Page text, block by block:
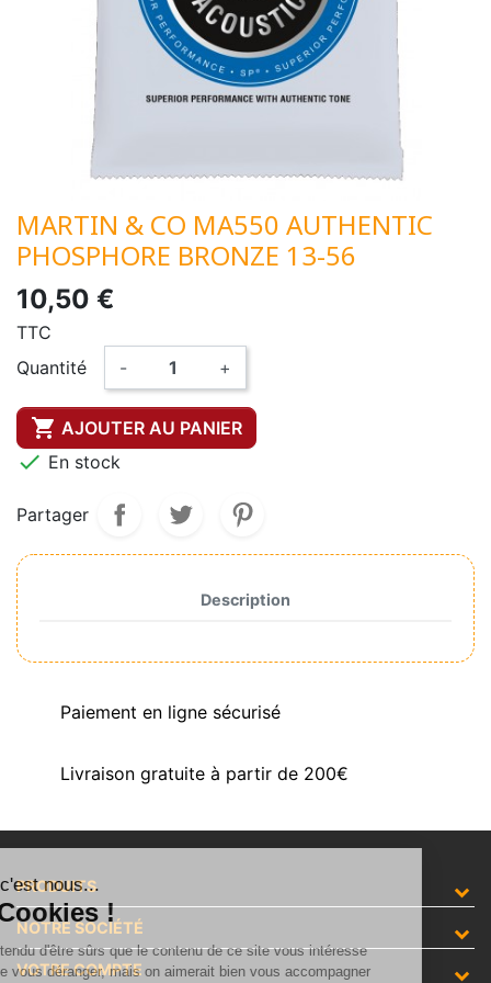
MARTIN & CO MA550 AUTHENTIC
PHOSPHORE BRONZE 13-56
10,50 €
TTC
Quantité
- +
 AJOUTER AU PANIER
 En stock
Partager
Description
Paiement en ligne sécurisé
Livraison gratuite à partir de 200€
PRODUITS
NOTRE SOCIÉTÉ
VOTRE COMPTE
Salut c'est nous...
les Cookies !
On a attendu d'être sûrs que le contenu de ce site vous intéresse
avant de vous déranger, mais on aimerait bien vous accompagner